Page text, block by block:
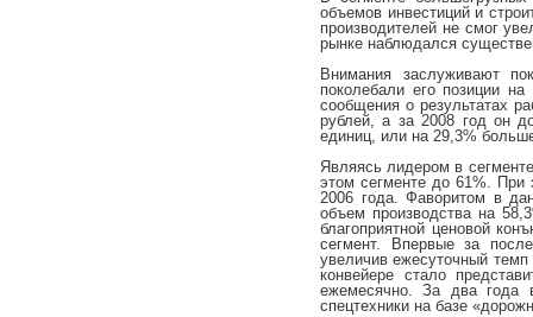
объемов инвестиций и
производителей не смог
рынке наблюдался
Внимания заслуживают
поколебали его позиции
сообщения о результатах
рублей, а за 2008 год он
единиц, или на 29,3%
Являясь лидером в
этом сегменте до 61%. При
2006 года. Фаворитом в
объем производства на
благоприятной ценовой
сегмент. Впервые за
увеличив ежесуточный
конвейере стало
ежемесячно. За два года
спецтехники на базе